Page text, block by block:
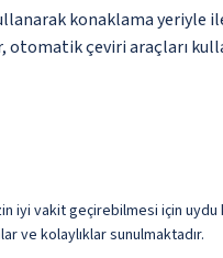
konaklama yeriyle
otomatik çeviri araçları
vakit geçirebilmesi için uydu
ve kolaylıklar sunulmaktadır.